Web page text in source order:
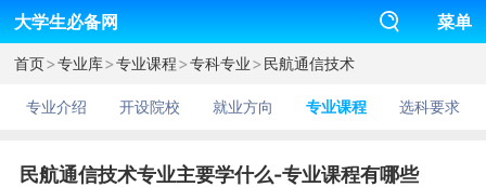
大学生必备网 菜单
首页>专业库>专业课程>专科专业>民航通信技术
专业介绍 开设院校 就业方向 专业课程 选科要求
民航通信技术专业主要学什么-专业课程有哪些